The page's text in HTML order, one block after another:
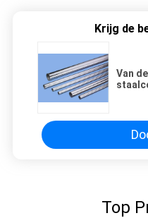
Krijg de
Van
Top